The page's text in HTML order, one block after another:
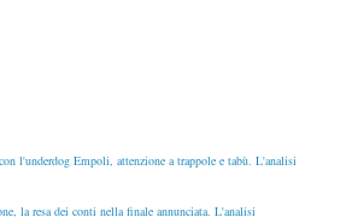
l'underdog Empoli, attenzione a trappole e tabù. L'analisi
la resa dei conti nella finale annunciata. L'analisi